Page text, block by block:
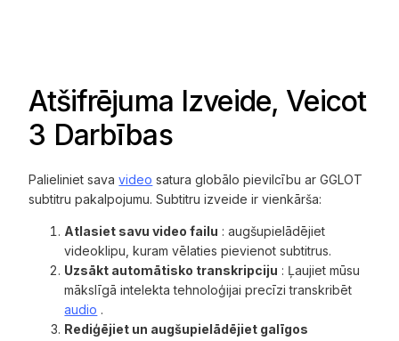
Atšifrējuma Izveide, Veicot
3 Darbības
Palieliniet savavideo satura globālo pievilcību ar GGLOT
subtitru pakalpojumu. Subtitru izveide ir vienkārša:
Atlasiet savu video failu : augšupielādējiet
videoklipu, kuram vēlaties pievienot subtitrus.
Uzsākt automātisko transkripciju : Ļaujiet mūsu
mākslīgā intelekta tehnoloģijai precīzi transkribēt
audio .
Rediģējiet un augšupielādējiet galīgos